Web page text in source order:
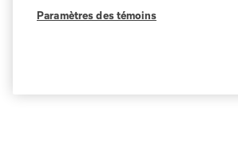
Paramètres des témoins